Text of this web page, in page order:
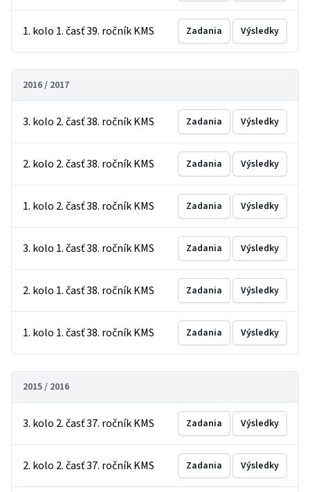
1. kolo 1. časť 39. ročník KMS Zadania Výsledky
2016 / 2017
3. kolo 2. časť 38. ročník KMS Zadania Výsledky
2. kolo 2. časť 38. ročník KMS Zadania Výsledky
1. kolo 2. časť 38. ročník KMS Zadania Výsledky
3. kolo 1. časť 38. ročník KMS Zadania Výsledky
2. kolo 1. časť 38. ročník KMS Zadania Výsledky
1. kolo 1. časť 38. ročník KMS Zadania Výsledky
2015 / 2016
3. kolo 2. časť 37. ročník KMS Zadania Výsledky
2. kolo 2. časť 37. ročník KMS Zadania Výsledky